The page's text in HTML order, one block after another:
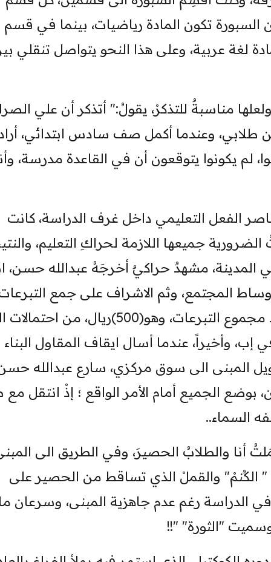
تكون المادة رياضيات، بينما في قسم
لغة عربية، وعلى هذا النحو يتواصل تنقلي
مناسبةٌ للتذكرْ، يقولُ:" أتذكر أن علي
طلابي، وعندما أكمل صف سادس ابتدائي،
لم يكونوا يتوقعون أن في القاعدة مدرسة،
الفعل التعليمي داخل غرف الدراسة، كانت
جميعها اللازمة لحراكِ التعليم،
مشهدٌ حراكيٌ أخرجَهُ عبدالله حسن،
المجتمع، وثم الاشراف على جمع
مروراً بالمبادرة إلى فعلٍ استباقيٍ، أنقذ مجموع التبرعات، وهو(500)ريال،
إب، وأخيراً، عندما أسال ايقاف المقاول
المبنى الى سوق مركزي، سارع عبدالله
الجميع أمام الأمر الواقع ؛ إذْ انتقل مع
السماء..
والطلابُ الحصيرَ، وفي الطريق الى
" الكُنمْ" والقملْ الذي تساقط من الحصير على
الدراسة رغم عدم جاهزية المبنى، وسرعان ما
"الثورة" "!!